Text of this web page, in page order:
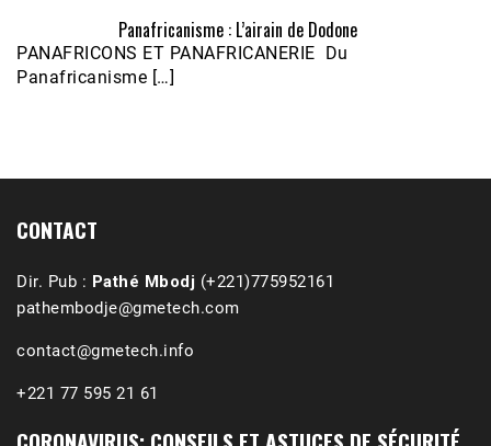
Écoutez le parcours de Claudiane Kapia
Nobana (Podologue)
Feb 24, 2021 • 28mn
Panafricanisme : L’airain de Dodone
PANAFRICONS ET PANAFRICANERIE Du
Panafricanisme […]
CONTACT
Dir. Pub : Pathé Mbodj (+221)775952161
pathembodje@gmetech.com
contact@gmetech.info
+221 77 595 21 61